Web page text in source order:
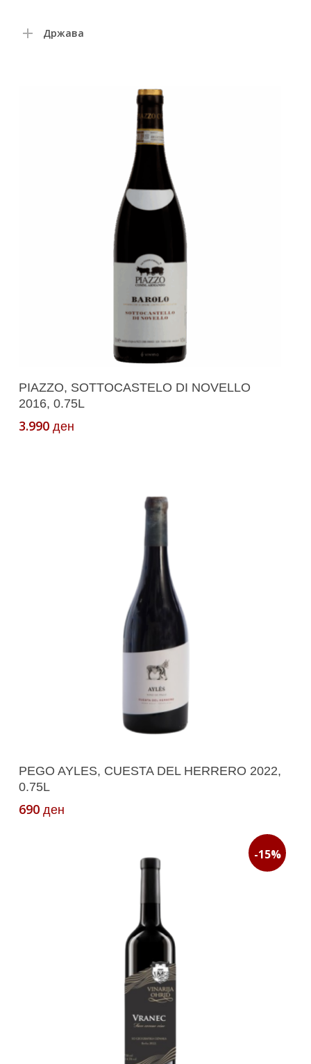
Држава
Додади Во Кошничка
PIAZZO, SOTTOCASTELO DI NOVELLO
2016, 0.75L
3.990 ден
Додади Во Кошничка
PEGO AYLES, CUESTA DEL HERRERO 2022,
0.75L
690 ден
-15%